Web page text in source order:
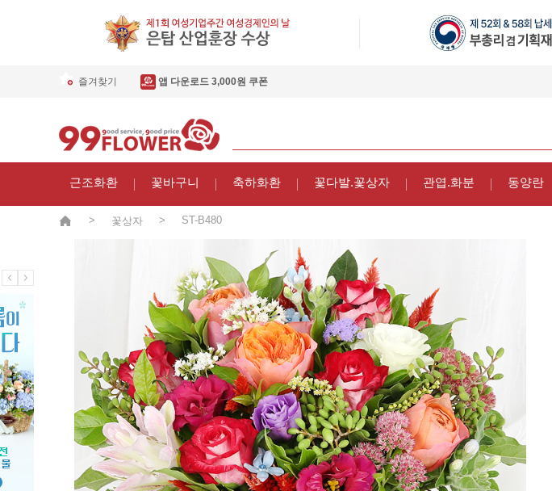
즐겨찾기 앱 다운로드 3,000원 쿠폰
근조화환 꽃바구니 축하화환 꽃다발.꽃상자 관엽.화분 동양란
> 꽃상자 > ST-B480